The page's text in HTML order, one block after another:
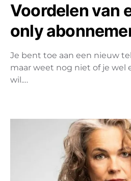
Voordelen van
only
Je bent toe aan een nieuw
maar weet nog niet of je wel
wil.…